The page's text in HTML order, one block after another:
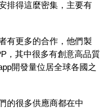
排得這麼密集，主要有
有更多的合作，他們製
，其中很多有創意高品質
開發量位居全球各國之
的很多供應商都在中